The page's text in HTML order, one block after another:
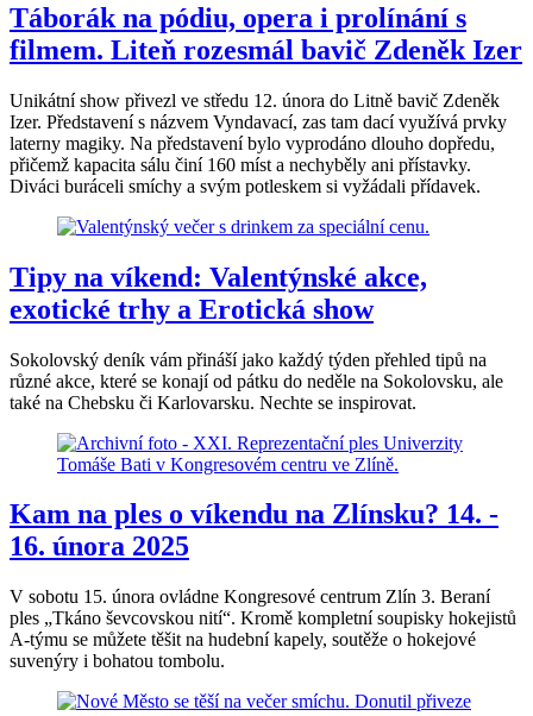
Táborák na pódiu, opera i prolínání s
filmem. Liteň rozesmál bavič Zdeněk Izer
Unikátní show přivezl ve středu 12. února do Litně bavič Zdeněk
Izer. Představení s názvem Vyndavací, zas tam dací využívá prvky
laterny magiky. Na představení bylo vyprodáno dlouho dopředu,
přičemž kapacita sálu činí 160 míst a nechyběly ani přístavky.
Diváci buráceli smíchy a svým potleskem si vyžádali přídavek.
Tipy na víkend: Valentýnské akce,
exotické trhy a Erotická show
Sokolovský deník vám přináší jako každý týden přehled tipů na
různé akce, které se konají od pátku do neděle na Sokolovsku, ale
také na Chebsku či Karlovarsku. Nechte se inspirovat.
Kam na ples o víkendu na Zlínsku? 14. -
16. února 2025
V sobotu 15. února ovládne Kongresové centrum Zlín 3. Beraní
ples „Tkáno ševcovskou nití“. Kromě kompletní soupisky hokejistů
A-týmu se můžete těšit na hudební kapely, soutěže o hokejové
suvenýry i bohatou tombolu.